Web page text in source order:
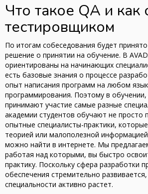
Что такое QA и как
тестировщиком
По итогам собеседования будет
решение о принятии на обучение. В
ориентированы на начинающих
есть базовые знания о процессе
опыт написания программ на любом
программирования. Поэтому в обучении,
принимают участие самые разные
академии студентов обучают не просто
опытные специалисты-практики,
теорией или малополезной
можно найти в интернете. Мы
работая над которыми, вы быстро
практику. Поскольку сфера разработки
обеспечения стремительно
специальности активно растет.